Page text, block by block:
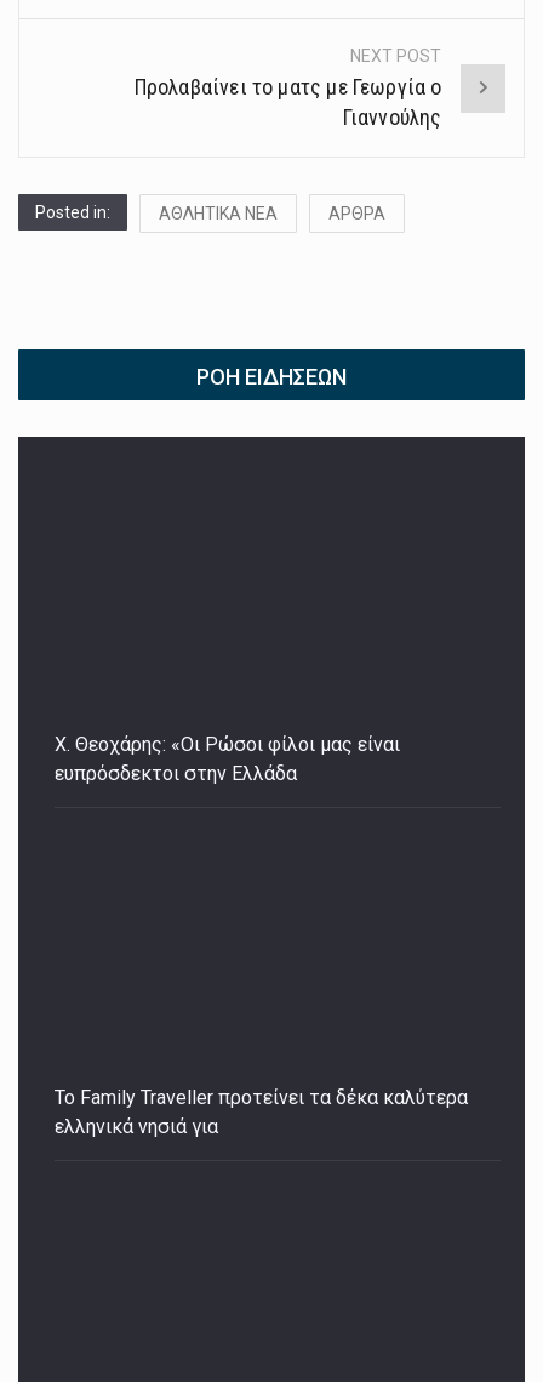
NEXT POST
Προλαβαίνει το ματς με Γεωργία ο
Γιαννούλης
Posted in: ΑΘΛΗΤΙΚΑ ΝΕΑ ΑΡΘΡΑ
ΡΟΉ ΕΙΔΉΣΕΩΝ
Χ. Θεοχάρης: «Οι Ρώσοι φίλοι μας είναι
ευπρόσδεκτοι στην Ελλάδα
Το Family Traveller προτείνει τα δέκα καλύτερα
ελληνικά νησιά για